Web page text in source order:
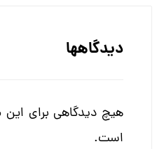
دیدگاهها
هیچ دیدگاهی برای
است.